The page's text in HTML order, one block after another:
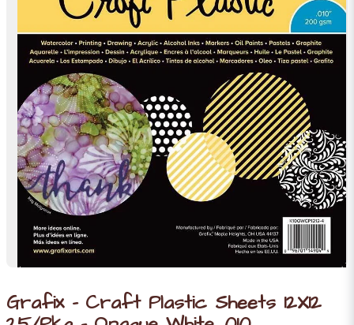
Grafix - Craft Plastic Sheets 12X12